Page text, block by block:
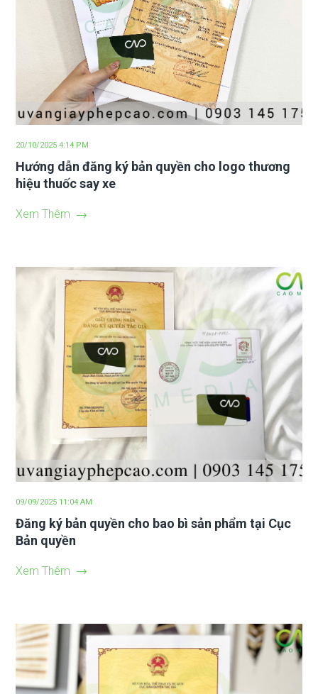
20/10/2025 4:14 PM
Hướng dẫn đăng ký bản quyền cho logo thương
hiệu thuốc say xe
Xem Thêm
09/09/2025 11:04 AM
Đăng ký bản quyền cho bao bì sản phẩm tại Cục
Bản quyền
Xem Thêm